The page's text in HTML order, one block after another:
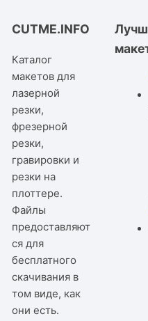
CUTME.INFO
Каталог
макетов для
лазерной
резки,
фрезерной
резки,
гравировки и
резки на
плоттере.
Файлы
предоставляют
ся для
бесплатного
скачивания в
том виде, как
они есть.